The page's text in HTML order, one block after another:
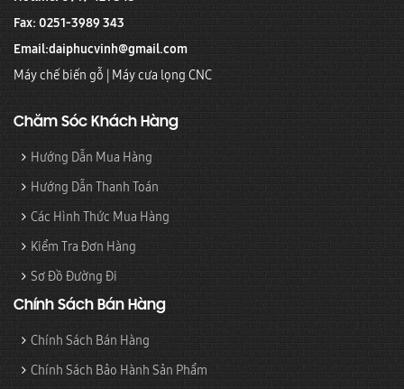
Fax: 0251-3989 343
Email:daiphucvinh@gmail.com
Máy chế biến gỗ | Máy cưa lọng CNC
Chăm Sóc Khách Hàng
Hướng Dẫn Mua Hàng
Hướng Dẫn Thanh Toán
Các Hình Thức Mua Hàng
Kiểm Tra Đơn Hàng
Sơ Đồ Đường Đi
Chính Sách Bán Hàng
Chính Sách Bán Hàng
Chính Sách Bảo Hành Sản Phẩm